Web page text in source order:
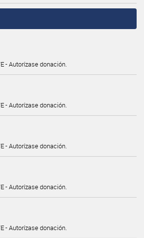
- Autorízase donación.
- Autorízase donación.
- Autorízase donación.
- Autorízase donación.
- Autorízase donación.